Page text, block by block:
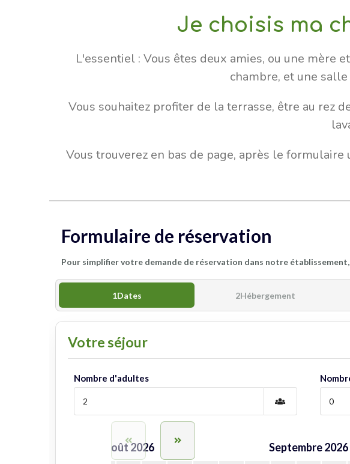
Je choisis ma
L'essentiel : Vous êtes deux amies, ou une mère
chambre, et une
Vous souhaitez profiter de la terrasse, être au rez
Vous trouverez en bas de page, après le